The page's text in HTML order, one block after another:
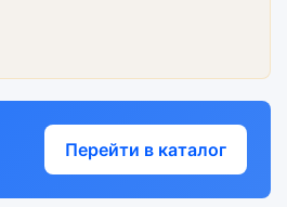
Перейти в каталог